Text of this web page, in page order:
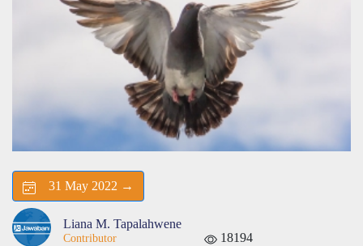
31 May 2022 →
Liana M. Tapalahwene
Contributor 18194